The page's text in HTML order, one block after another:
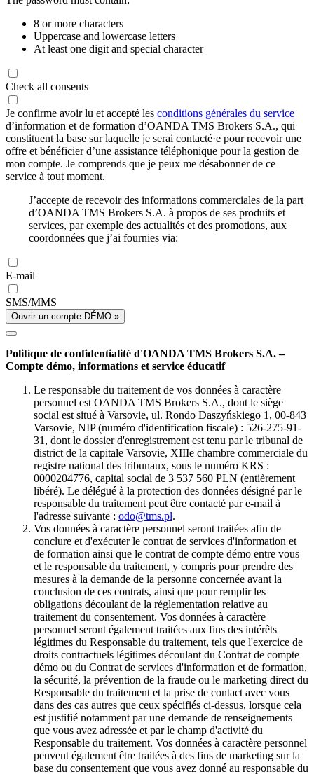
8 or more characters
Uppercase and lowercase letters
At least one digit and special character
Check all consents
Je confirme avoir lu et accepté les conditions générales du service
d’information et de formation d’OANDA TMS Brokers S.A., qui
constituent la base sur laquelle je serai contacté·e pour recevoir une
offre et bénéficier d’une assistance téléphonique pour la gestion de
mon compte. Je comprends que je peux me désabonner de ce
service à tout moment.
J’accepte de recevoir des informations commerciales de la part
d’OANDA TMS Brokers S.A. à propos de ses produits et
services, par exemple des actualités et des promotions, aux
coordonnées que j’ai fournies via:
E-mail
SMS/MMS
Ouvrir un compte DÉMO »
Politique de confidentialité d'OANDA TMS Brokers S.A. –
Compte démo, informations et service éducatif
Le responsable du traitement de vos données à caractère
personnel est OANDA TMS Brokers S.A., dont le siège
social est situé à Varsovie, ul. Rondo Daszyńskiego 1, 00-843
Varsovie, NIP (numéro d'identification fiscale) : 526-275-91-
31, dont le dossier d'enregistrement est tenu par le tribunal de
district de la capitale Varsovie, XIIIe chambre commerciale du
registre national des tribunaux, sous le numéro KRS :
0000204776, capital social de 3 537 560 PLN (entièrement
libéré). Le délégué à la protection des données désigné par le
responsable du traitement peut être contacté par e-mail à
l'adresse suivante : odo@tms.pl.
Vos données à caractère personnel seront traitées afin de
conclure et d'exécuter le contrat de services d'information et
de formation ainsi que le contrat de compte démo entre vous
et le responsable du traitement, y compris pour prendre des
mesures à la demande de la personne concernée avant la
conclusion de ces contrats, ainsi que pour remplir les
obligations découlant de la réglementation relative au
traitement du consentement. Vos données à caractère
personnel seront également traitées aux fins des intérêts
légitimes du Responsable du traitement, tels que l'exercice de
droits contractuels légitimes découlant du Contrat de compte
démo ou du Contrat de services d'information et de formation,
la sécurité, la prévention de la fraude ou le marketing direct du
Responsable du traitement et la prise de contact avec vous
dans des cas autres que ceux spécifiés ci-dessus, lorsque cela
est justifié notamment par une demande de renseignements
que vous avez adressée et par le champ d'activité du
Responsable du traitement. Vos données à caractère personnel
peuvent également être traitées à des fins de marketing sur la
base du consentement que vous avez donné au responsable du